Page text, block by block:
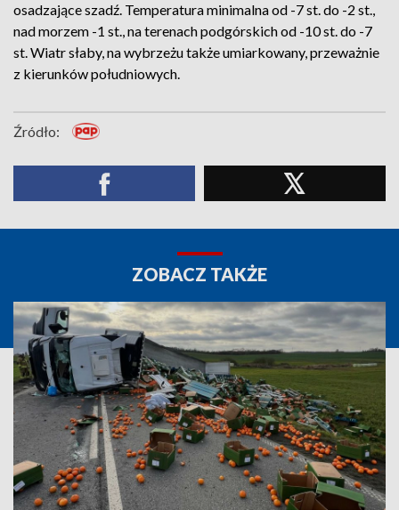
osadzające szadź. Temperatura minimalna od -7 st. do -2 st.,
nad morzem -1 st., na terenach podgórskich od -10 st. do -7
st. Wiatr słaby, na wybrzeżu także umiarkowany, przeważnie
z kierunków południowych.
Źródło:
ZOBACZ TAKŻE